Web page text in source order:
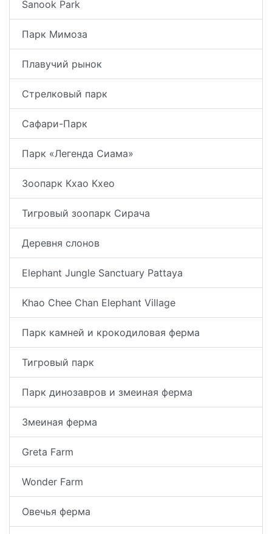
Sanook Park
Парк Мимоза
Плавучий рынок
Стрелковый парк
Сафари-Парк
Парк «Легенда Сиама»
Зоопарк Кхао Кхео
Тигровый зоопарк Сирача
Деревня слонов
Elephant Jungle Sanctuary Pattaya
Khao Сhee Сhan Elephant Village
Парк камней и крокодиловая ферма
Тигровый парк
Парк динозавров и змеиная ферма
Змеиная ферма
Greta Farm
Wonder Farm
Овечья ферма